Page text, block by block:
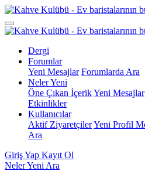
Dergi
Forumlar
Yeni Mesajlar Forumlarda Ara
Neler Yeni
Öne Çıkan İçerikYeni Mesajlar
Etkinlikler
Kullanıcılar
Aktif ZiyaretçilerYeni Profil
Ara
Giriş Yap Kayıt Ol
Neler Yeni Ara